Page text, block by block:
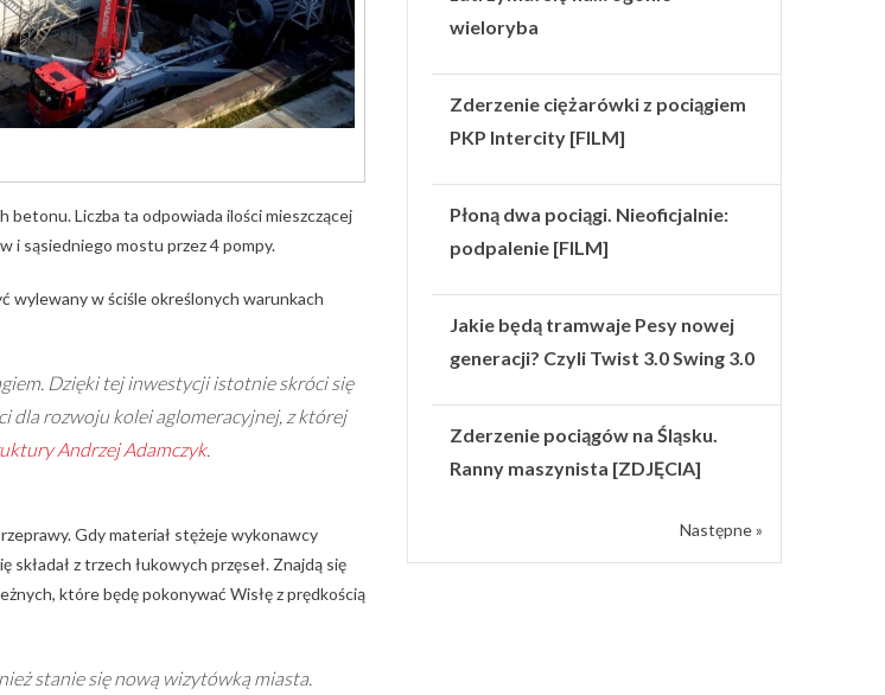
betonu. Liczba ta odpowiada ilości mieszczącej
i sąsiedniego mostu przez 4 pompy.
wylewany w ściśle określonych warunkach
Dzięki tej inwestycji istotnie skróci się
dla rozwoju kolei aglomeracyjnej, z której
Andrzej Adamczyk.
Gdy materiał stężeje wykonawcy
z trzech łukowych przęseł. Znajdą się
które będę pokonywać Wisłę z prędkością
stanie się nową wizytówką miasta.
wieloryba
Zderzenie ciężarówki z pociągiem
PKP Intercity [FILM]
Płoną dwa pociągi. Nieoficjalnie:
podpalenie [FILM]
Jakie będą tramwaje Pesy nowej
generacji? Czyli Twist 3.0 Swing 3.0
Zderzenie pociągów na Śląsku.
Ranny maszynista [ZDJĘCIA]
Następne »